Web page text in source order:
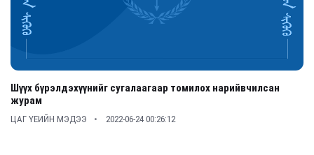
Шүүх бүрэлдэхүүнийг сугалаагаар томилох нарийвчилсан
журам
ЦАГ ҮЕИЙН МЭДЭЭ 2022-06-24 00:26:12